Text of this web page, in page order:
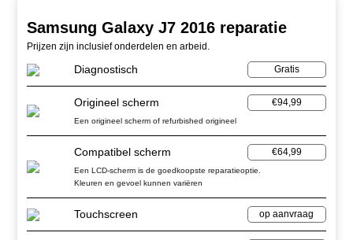
Samsung Galaxy J7 2016 reparatie
Prijzen zijn inclusief onderdelen en arbeid.
Diagnostisch Gratis
Origineel scherm €94,99
Een origineel scherm of refurbished origineel
Compatibel scherm €64,99
Een LCD-scherm is de goedkoopste reparatieoptie.
Kleuren en gevoel kunnen variëren
Touchscreen op aanvraag